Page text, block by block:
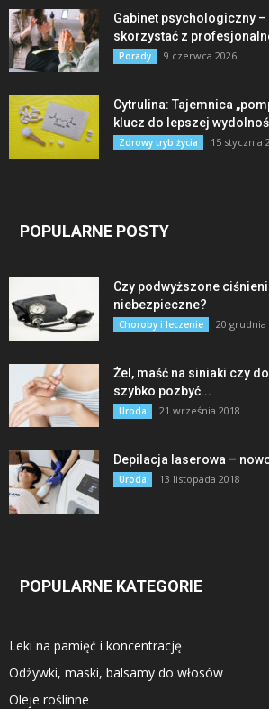
Gabinet psychologiczny –
skorzystać z
Porady 9 czerwca 2026
Cytrulina: Tajemnica
klucz do lepszej
Zdrowy tryb życia 15 stycznia
POPULARNE POSTY
Czy podwyższone
niebezpieczne?
Choroby i leczenie 20 grudnia
Żel, maść na siniaki czy
szybko pozbyć...
Uroda 21 września 2018
Depilacja laserowa –
Uroda 13 listopada 2018
POPULARNE KATEGORIE
Leki na pamięć i koncentrację
Odżywki, maski, balsamy do włosów
Oleje roślinne